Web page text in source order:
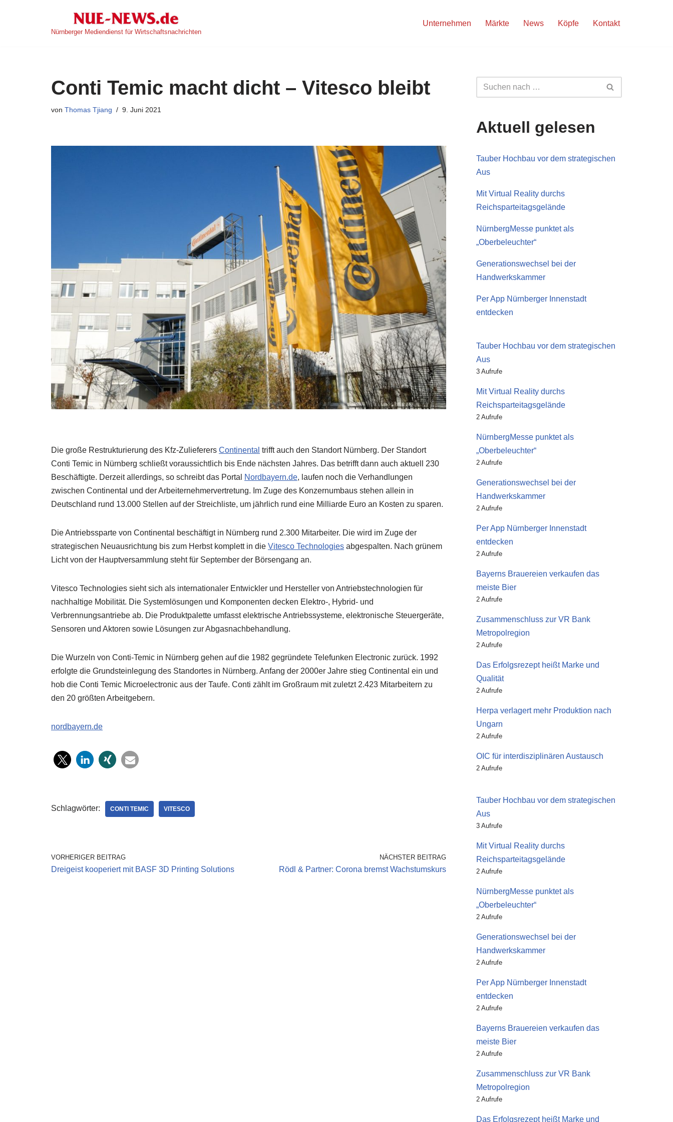
Nürnberger Mediendienst für Wirtschaftsnachrichten
Unternehmen Märkte News Köpfe Kontakt
Conti Temic macht dicht – Vitesco bleibt
von Thomas Tjiang 9. Juni 2021
Die große Restrukturierung des Kfz-Zulieferers Continental trifft auch den Standort Nürnberg. Der Standort
Conti Temic in Nürnberg schließt voraussichtlich bis Ende nächsten Jahres. Das betrifft dann auch aktuell 230
Beschäftigte. Derzeit allerdings, so schreibt das Portal
Nordbayern.de, laufen noch die Verhandlungen
zwischen Continental und der Arbeiternehmervertretung. Im Zuge des Konzernumbaus stehen allein in
Deutschland rund 13.000 Stellen auf der Streichliste, um jährlich rund eine Milliarde Euro an Kosten zu sparen.
Die Antriebssparte von Continental beschäftigt in Nürnberg rund 2.300 Mitarbeiter. Die wird im Zuge der
strategischen Neuausrichtung bis zum Herbst komplett in die Vitesco Technologies abgespalten. Nach grünem
Licht von der Hauptversammlung steht für September der Börsengang an.
Vitesco Technologies sieht sich als internationaler Entwickler und Hersteller von Antriebstechnologien für
nachhaltige Mobilität. Die Systemlösungen und Komponenten decken Elektro-, Hybrid- und
Verbrennungsantriebe ab. Die Produktpalette umfasst elektrische Antriebssysteme, elektronische Steuergeräte,
Sensoren und Aktoren sowie Lösungen zur Abgasnachbehandlung.
Die Wurzeln von Conti-Temic in Nürnberg gehen auf die 1982 gegründete Telefunken Electronic zurück. 1992
erfolgte die Grundsteinlegung des Standortes in Nürnberg. Anfang der 2000er Jahre stieg Continental ein und
hob die Conti Temic Microelectronic aus der Taufe. Conti zählt im Großraum mit zuletzt 2.423 Mitarbeitern zu
den 20 größten Arbeitgebern.
nordbayern.de
Schlagwörter: CONTI TEMIC VITESCO
VORHERIGER BEITRAG
Dreigeist kooperiert mit BASF 3D Printing Solutions
NÄCHSTER BEITRAG
Rödl & Partner: Corona bremst Wachstumskurs
Aktuell gelesen
Tauber Hochbau vor dem strategischen
Aus
Mit Virtual Reality durchs
Reichsparteitagsgelände
NürnbergMesse punktet als
„Oberbeleuchter“
Generationswechsel bei der
Handwerkskammer
Per App Nürnberger Innenstadt
entdecken
Tauber Hochbau vor dem strategischen
Aus
3 Aufrufe
Mit Virtual Reality durchs
Reichsparteitagsgelände
2 Aufrufe
NürnbergMesse punktet als
„Oberbeleuchter“
2 Aufrufe
Generationswechsel bei der
Handwerkskammer
2 Aufrufe
Per App Nürnberger Innenstadt
entdecken
2 Aufrufe
Bayerns Brauereien verkaufen das
meiste Bier
2 Aufrufe
Zusammenschluss zur VR Bank
Metropolregion
2 Aufrufe
Das Erfolgsrezept heißt Marke und
Qualität
2 Aufrufe
Herpa verlagert mehr Produktion nach
Ungarn
2 Aufrufe
OIC für interdisziplinären Austausch
2 Aufrufe
Tauber Hochbau vor dem strategischen
Aus
3 Aufrufe
Mit Virtual Reality durchs
Reichsparteitagsgelände
2 Aufrufe
NürnbergMesse punktet als
„Oberbeleuchter“
2 Aufrufe
Generationswechsel bei der
Handwerkskammer
2 Aufrufe
Per App Nürnberger Innenstadt
entdecken
2 Aufrufe
Bayerns Brauereien verkaufen das
meiste Bier
2 Aufrufe
Zusammenschluss zur VR Bank
Metropolregion
2 Aufrufe
Das Erfolgsrezept heißt Marke und